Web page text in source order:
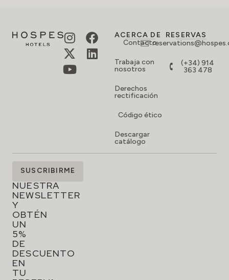
ACERCA DE
Contacto
Trabaja con
nosotros
Derechos
rectificación
Código ético
Descargar
catálogo
RESERVAS
(+34) 914
363 478
SUSCRÍBETE
NUESTRA
NEWSLETTER
Y
OBTÉN
UN
5%
DE
DESCUENTO
EN
TU
SUSCRIBIRME